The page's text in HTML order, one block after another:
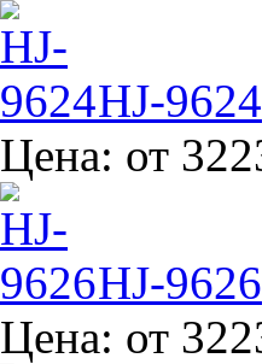
HJ-9624
Цена: от
HJ-9626
Цена: от